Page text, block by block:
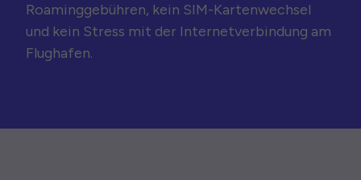
Roaminggebühren, kein SIM-Kartenwechsel
und kein Stress mit der Internetverbindung am
Flughafen.